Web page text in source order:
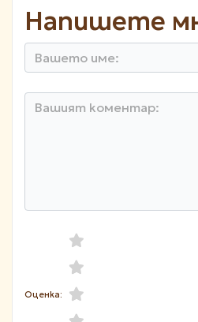
Напишете
Оценка: